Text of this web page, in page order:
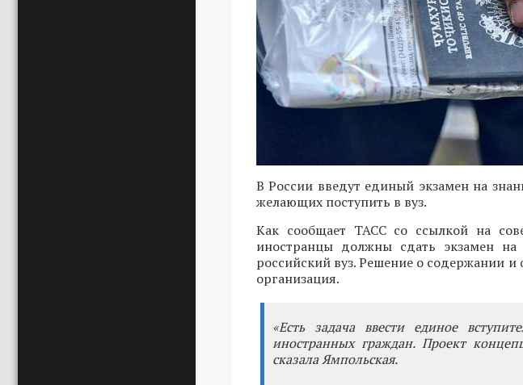
В России введут единый экзамен на
желающих поступить в вуз.
Как сообщает ТАСС со ссылкой на
иностранцы должны сдать экзамен на
российский вуз. Решение о содержании
организация.
«Есть задача ввести единое
иностранных граждан. Проект
сказала Ямпольская.